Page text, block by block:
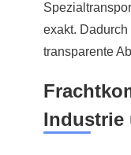
exakt.
transparente
Industrie